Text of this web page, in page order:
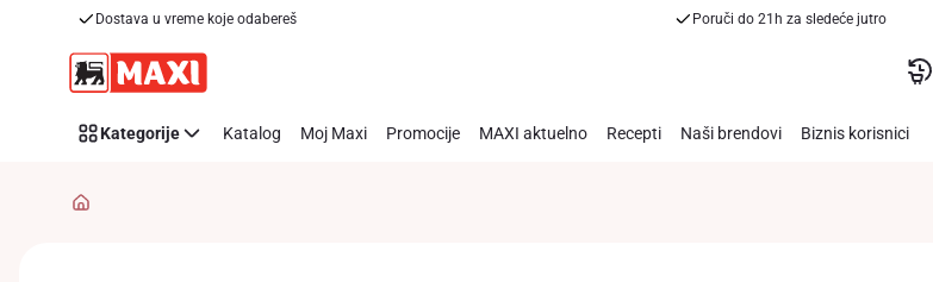
Dostava u vreme koje odabereš Poruči do 21h za sledeće jutro
Kategorije Katalog Moj Maxi Promocije MAXI aktuelno Recepti Naši brendovi Biznis korisnici